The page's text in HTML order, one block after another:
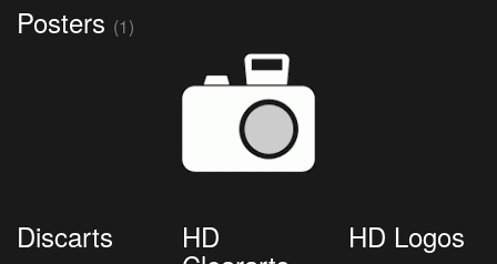
Posters (1)
Discarts HD HD Logos